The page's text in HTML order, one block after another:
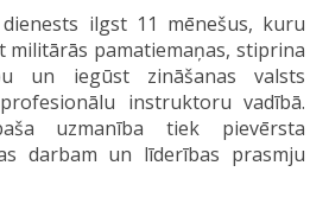
ilgst 11 mēnešus, kuru
militārās pamatiemaņas, stiprina
un iegūst zināšanas valsts
instruktoru vadībā.
uzmanība tiek pievērsta
darbam un līderības prasmju